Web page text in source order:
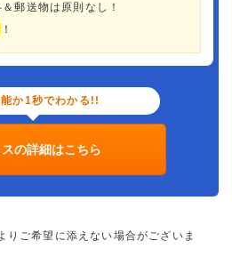
郵送物は原則なし！
！
か1秒でわかる!!
の詳細はこちら
ご希望に添えない場合がございま